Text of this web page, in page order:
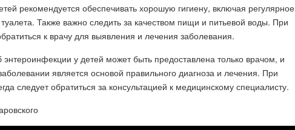
рекомендуется обеспечивать хорошую гигиену, включая регулярное
Также важно следить за качеством пищи и питьевой воды. При
к врачу для выявления и лечения заболевания.
у детей может быть предоставлена только врачом, и
является основой правильного диагноза и лечения. При
следует обратиться за консультацией к медицинскому специалисту.